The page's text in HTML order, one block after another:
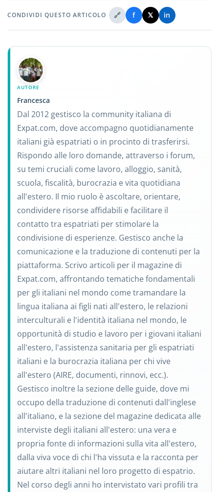
CONDIVIDI QUESTO ARTICOLO 🔗 f 𝕏 in
AUTORE
Francesca
Dal 2012 gestisco la community italiana di
Expat.com, dove accompagno quotidianamente
italiani già espatriati o in procinto di trasferirsi.
Rispondo alle loro domande, attraverso i forum,
su temi cruciali come lavoro, alloggio, sanità,
scuola, fiscalità, burocrazia e vita quotidiana
all'estero. Il mio ruolo è ascoltare, orientare,
condividere risorse affidabili e facilitare il
contatto tra espatriati per stimolare la
condivisione di esperienze. Gestisco anche la
comunicazione e la traduzione di contenuti per la
piattaforma. Scrivo articoli per il magazine di
Expat.com, affrontando tematiche fondamentali
per gli italiani nel mondo come tramandare la
lingua italiana ai figli nati all'estero, le relazioni
interculturali e l'identità italiana nel mondo, le
opportunità di studio e lavoro per i giovani italiani
all'estero, l'assistenza sanitaria per gli espatriati
italiani e la burocrazia italiana per chi vive
all'estero (AIRE, documenti, rinnovi, ecc.).
Gestisco inoltre la sezione delle guide, dove mi
occupo della traduzione di contenuti dall'inglese
all'italiano, e la sezione del magazine dedicata alle
interviste degli italiani all'estero: una vera e
propria fonte di informazioni sulla vita all'estero,
dalla viva voce di chi l'ha vissuta e la racconta per
aiutare altri italiani nel loro progetto di espatrio.
Nel corso degli anni ho intervistato vari profili tra